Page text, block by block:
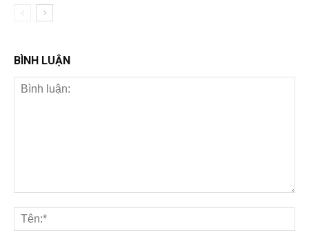
BÌNH LUẬN